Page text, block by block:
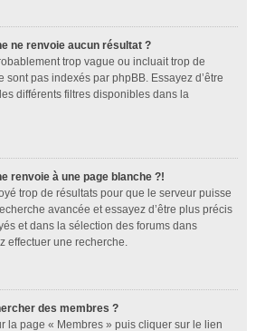
ne renvoie aucun résultat ?
trop vague ou incluait trop de
sont pas indexés par phpBB. Essayez d’être
différents filtres disponibles dans la
renvoie à une page blanche ?!
trop de résultats pour que le serveur puisse
avancée et essayez d’être plus précis
et dans la sélection des forums dans
effectuer une recherche.
des membres ?
la page « Membres » puis cliquer sur le lien